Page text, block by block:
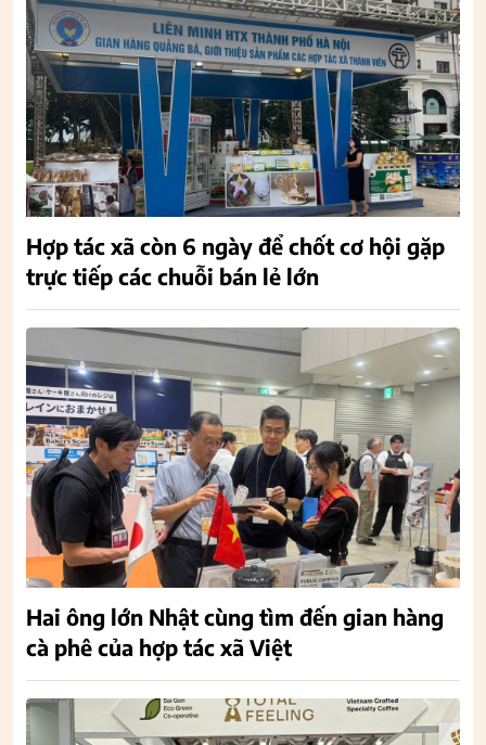
Hợp tác xã còn 6 ngày để chốt cơ hội gặp
trực tiếp các chuỗi bán lẻ lớn
Hai ông lớn Nhật cùng tìm đến gian hàng
cà phê của hợp tác xã Việt